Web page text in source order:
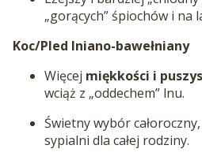
„gorących” śpiochów i na
Koc/Pled lniano-bawełniany
Więcej miękkości i
wciąż z „oddechem” lnu.
Świetny wybór
sypialni dla całej rodziny.